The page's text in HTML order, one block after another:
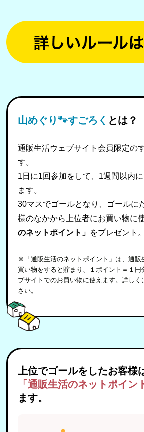
山めぐり🐾すごろく とは？
通販生活ウェブサイト会員限定の
す。
1日に1回参加をして、1週間以内
ます。
30マスでゴールとなり、ゴールに
様のなかから上位者にお買い物に
のネットポイント」 をプレゼント。
※「通販生活のネットポイント」は、通販
買い物をすると貯まり、１ポイント＝１円
ブサイトでのお買い物に使えます。詳しく
さい。
上位でゴールをしたお客様
「通販生活のネットポイン
ます。